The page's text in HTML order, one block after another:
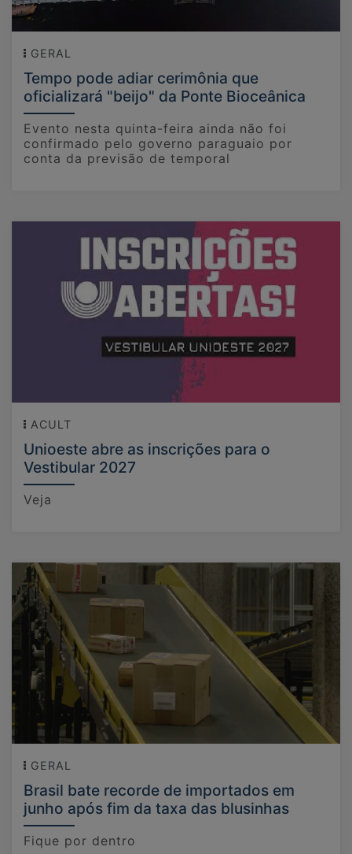
GERAL
Tempo pode adiar cerimônia que
oficializará "beijo" da Ponte Bioceânica
Evento nesta quinta-feira ainda não foi
confirmado pelo governo paraguaio por
conta da previsão de temporal
ACULT
Unioeste abre as inscrições para o
Vestibular 2027
Veja
GERAL
Brasil bate recorde de importados em
junho após fim da taxa das blusinhas
Fique por dentro